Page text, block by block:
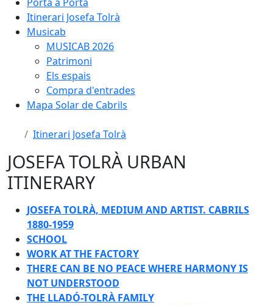
Itinerari Josefa Tolrà
Musicab
MUSICAB 2026
Patrimoni
Els espais
Compra d'entrades
Mapa Solar de Cabrils
Itinerari Josefa Tolrà
JOSEFA TOLRÀ URBAN
ITINERARY
JOSEFA TOLRÀ, MEDIUM AND ARTIST. CABRILS
1880-1959
SCHOOL
WORK AT THE FACTORY
THERE CAN BE NO PEACE WHERE HARMONY IS
NOT UNDERSTOOD
THE LLADÓ-TOLRÀ FAMILY